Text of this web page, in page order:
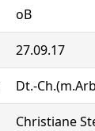
oB
27.09.17
Dt.-
Christiane